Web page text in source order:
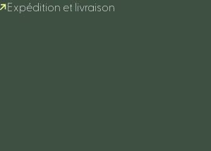
Expédition et livraison